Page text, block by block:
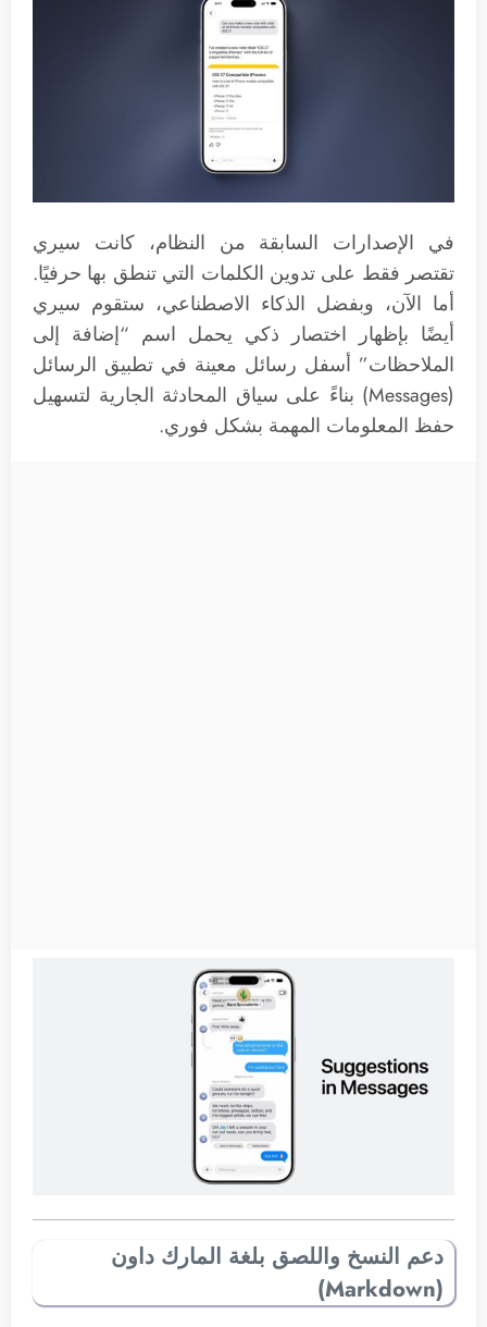
في الإصدارات السابقة من النظام، كانت سيري
تقتصر فقط على تدوين الكلمات التي تنطق بها حرفيًا.
أما الآن، وبفضل الذكاء الاصطناعي، ستقوم سيري
أيضًا بإظهار اختصار ذكي يحمل اسم “إضافة إلى
الملاحظات” أسفل رسائل معينة في تطبيق الرسائل
(Messages) بناءً على سياق المحادثة الجارية لتسهيل
حفظ المعلومات المهمة بشكل فوري.
دعم النسخ واللصق بلغة المارك داون
(Markdown)